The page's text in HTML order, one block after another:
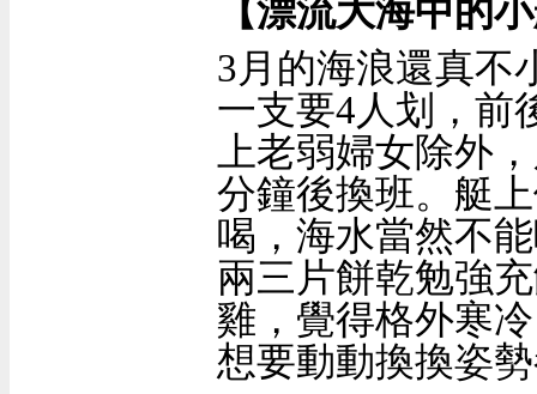
【漂流大海中的
3月的海浪還真不
一支要4人划，前
上老弱婦女除外
分鐘後換班。艇
喝，海水當然不
兩三片餅乾勉強
雞，覺得格外寒
想要動動換換姿